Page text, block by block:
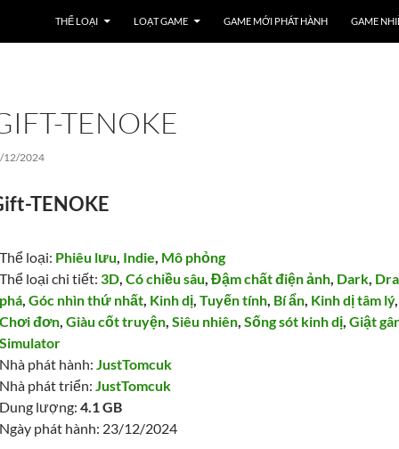
THỂ LOẠI LOẠT GAME GAME MỚI PHÁT HÀNH GAME
TENOKE
12/2024
TENOKE
Thể loại: Phiêu lưu, Indie, Mô phỏng
Thể loại chi tiết: 3D,Có chiều sâu,Đậm chất điện ảnh, Dark,
phá,Góc nhìn thứ nhất, Kinh dị,Tuyến tính, Bí ẩn, Kinh dị tâm lý
Chơi đơn,Giàu cốt truyện,Siêu nhiên,Sống sót kinh dị,Giật
Simulator
Nhà phát hành:JustTomcuk
Nhà phát triển:JustTomcuk
Dung lượng:4.1 GB
Ngày phát hành: 23/12/2024